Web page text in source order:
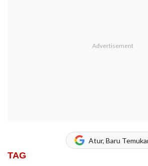
Atur, Baru
TAG